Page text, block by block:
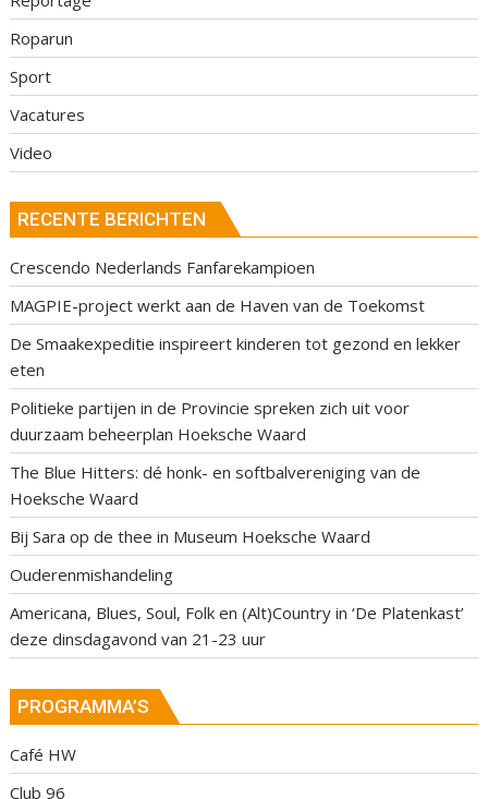
Roparun
Sport
Vacatures
Video
RECENTE BERICHTEN
Crescendo Nederlands Fanfarekampioen
MAGPIE-project werkt aan de Haven van de Toekomst
De Smaakexpeditie inspireert kinderen tot gezond en lekker
eten
Politieke partijen in de Provincie spreken zich uit voor
duurzaam beheerplan Hoeksche Waard
The Blue Hitters: dé honk- en softbalvereniging van de
Hoeksche Waard
Bij Sara op de thee in Museum Hoeksche Waard
Ouderenmishandeling
Americana, Blues, Soul, Folk en (Alt)Country in ‘De Platenkast’
deze dinsdagavond van 21-23 uur
PROGRAMMA’S
Café HW
Club 96